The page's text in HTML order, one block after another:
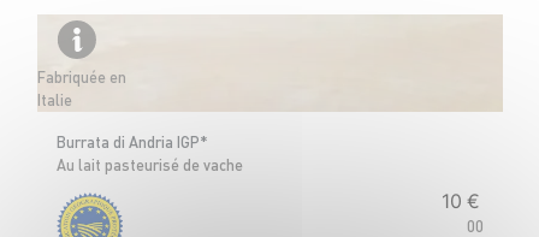
Fabriquée en
Italie
Burrata di Andria IGP*
Au lait pasteurisé de vache
10 €
00